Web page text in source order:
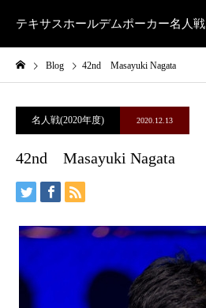
テキサスホールデムポーカー名人戦
Blog 42nd Masayuki Nagata
名人戦(2020年度) 2020.12.13
42nd Masayuki Nagata